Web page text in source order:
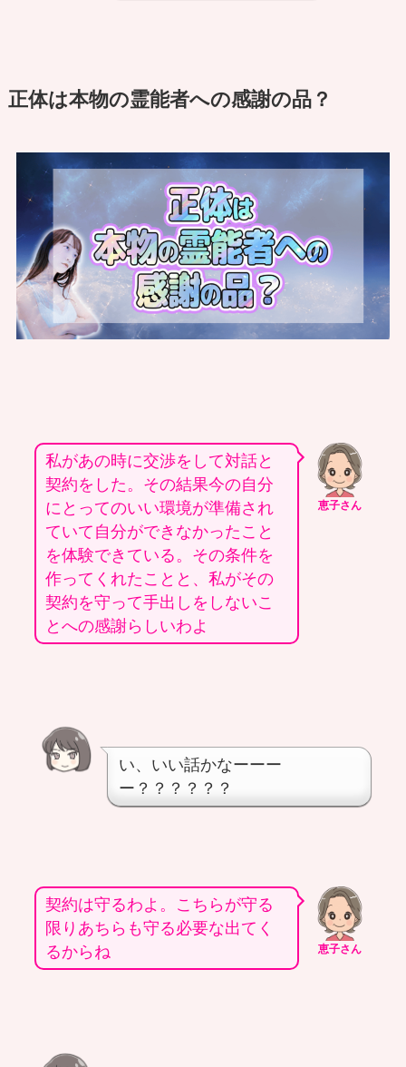
正体は本物の霊能者への感謝の品？
恵子さん
私があの時に交渉をして対話と
契約をした。その結果今の自分
にとってのいい環境が準備され
ていて自分ができなかったこと
を体験できている。その条件を
作ってくれたことと、私がその
契約を守って手出しをしないこ
とへの感謝らしいわよ
い、いい話かなーーー
ー？？？？？？
恵子さん
契約は守るわよ。こちらが守る
限りあちらも守る必要な出てく
るからね